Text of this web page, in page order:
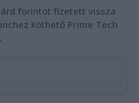
forintot fizetett vissza
köthető Prime Tech